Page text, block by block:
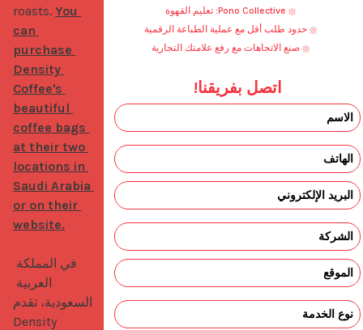
roasts. You
can
purchase
Density
Coffee's
beautiful
coffee bags
at their two
locations in
Saudi Arabia
or on their
website.
السعودية، تقدم
Density
Pono Collective: تعليم القهوة
حدود طلب أقل مع عملية الطباعة الرقمية
صنع الاتجاهات مع رفع علامتك التجارية
اتصل بفريقنا!